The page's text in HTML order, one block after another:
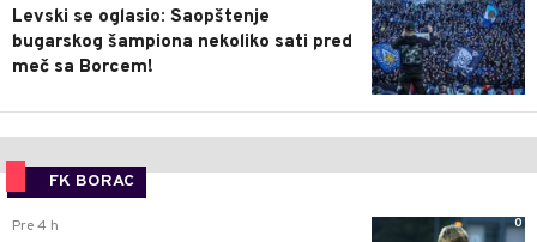
Levski se oglasio: Saopštenje
bugarskog šampiona nekoliko sati pred
meč sa Borcem!
FK BORAC
0
Pre 4 h